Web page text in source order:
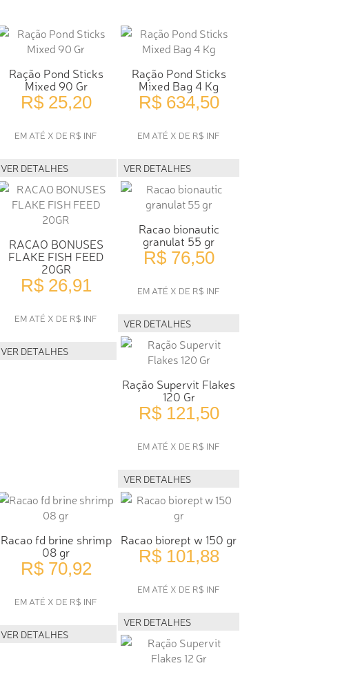
Ração Pond Sticks
Mixed 90 Gr
R$ 25,20
EM ATÉ X DE R$ INF
VER DETALHES
Ração Pond Sticks
Mixed Bag 4 Kg
R$ 634,50
EM ATÉ X DE R$ INF
VER DETALHES
RACAO BONUSES
FLAKE FISH FEED
20GR
R$ 26,91
EM ATÉ X DE R$ INF
VER DETALHES
Racao bionautic
granulat 55 gr
R$ 76,50
EM ATÉ X DE R$ INF
VER DETALHES
Ração Supervit Flakes
120 Gr
R$ 121,50
EM ATÉ X DE R$ INF
VER DETALHES
Racao fd brine shrimp
08 gr
R$ 70,92
EM ATÉ X DE R$ INF
VER DETALHES
Racao biorept w 150 gr
R$ 101,88
EM ATÉ X DE R$ INF
VER DETALHES